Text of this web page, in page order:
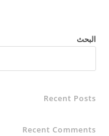
البحث
Recent Posts
Recent Comments